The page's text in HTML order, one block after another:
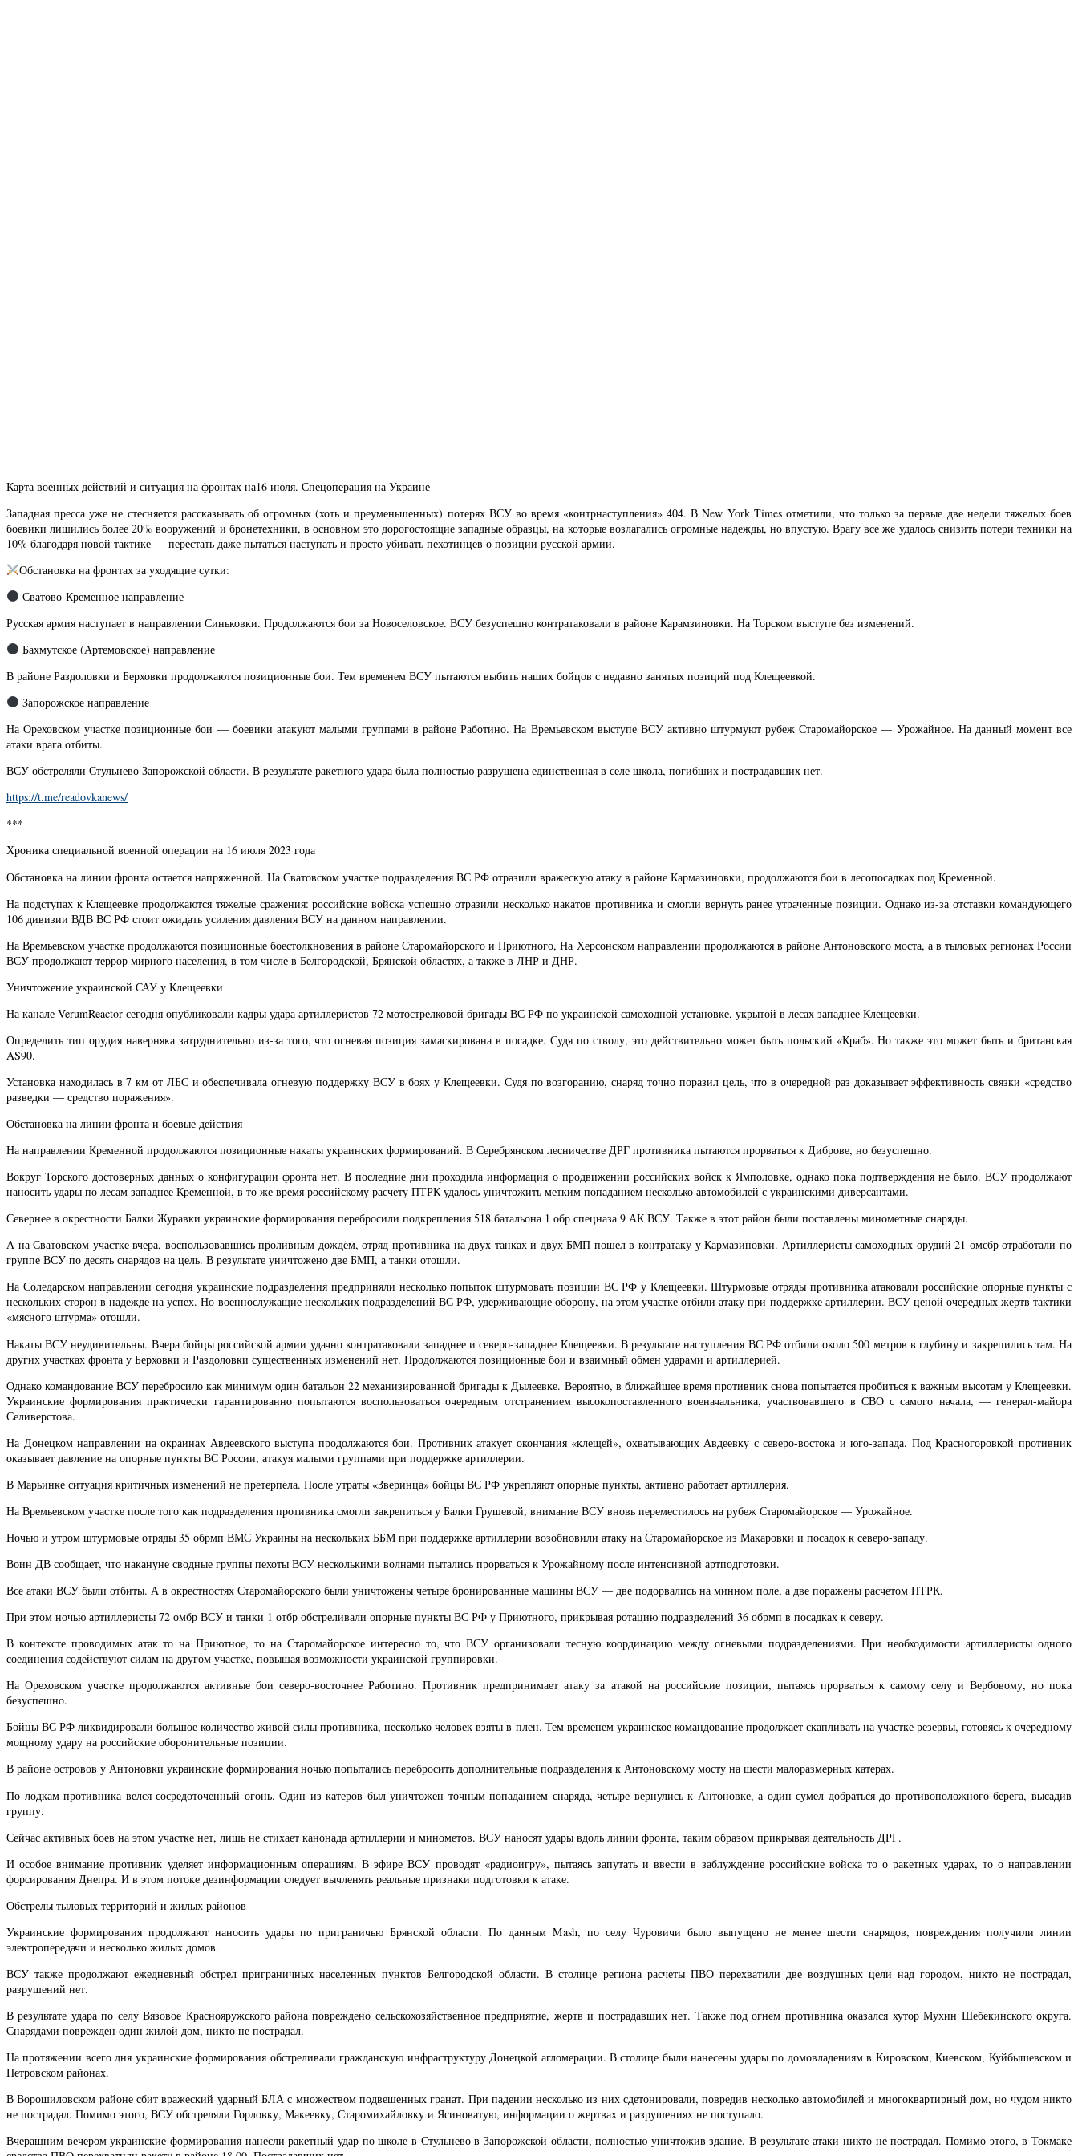
Карта военных действий и ситуация на фронтах на16 июля. Спецоперация на Украине
Западная пресса уже не стесняется рассказывать об огромных (хоть и преуменьшенных) потерях ВСУ во время «контрнаступления» 404. В New York Times отметили, что только за первые две недели тяжелых боев
боевики лишились более 20% вооружений и бронетехники, в основном это дорогостоящие западные образцы, на которые возлагались огромные надежды, но впустую. Врагу все же удалось снизить потери техники на
10% благодаря новой тактике — перестать даже пытаться наступать и просто убивать пехотинцев о позиции русской армии.
Обстановка на фронтах за уходящие сутки:
Сватово-Кременное направление
Русская армия наступает в направлении Синьковки. Продолжаются бои за Новоселовское. ВСУ безуспешно контратаковали в районе Карамзиновки. На Торском выступе без изменений.
Бахмутское (Артемовское) направление
В районе Раздоловки и Берховки продолжаются позиционные бои. Тем временем ВСУ пытаются выбить наших бойцов с недавно занятых позиций под Клещеевкой.
Запорожское направление
На Ореховском участке позиционные бои — боевики атакуют малыми группами в районе Работино. На Времьевском выступе ВСУ активно штурмуют рубеж Старомайорское — Урожайное. На данный момент все
атаки врага отбиты.
ВСУ обстреляли Стульнево Запорожской области. В результате ракетного удара была полностью разрушена единственная в селе школа, погибших и пострадавших нет.
https://t.me/readovkanews/
***
Хроника специальной военной операции на 16 июля 2023 года
Обстановка на линии фронта остается напряженной. На Сватовском участке подразделения ВС РФ отразили вражескую атаку в районе Кармазиновки, продолжаются бои в лесопосадках под Кременной.
На подступах к Клещеевке продолжаются тяжелые сражения: российские войска успешно отразили несколько накатов противника и смогли вернуть ранее утраченные позиции. Однако из-за отставки командующего
106 дивизии ВДВ ВС РФ стоит ожидать усиления давления ВСУ на данном направлении.
На Времьевском участке продолжаются позиционные боестолкновения в районе Старомайорского и Приютного, На Херсонском направлении продолжаются в районе Антоновского моста, а в тыловых регионах России
ВСУ продолжают террор мирного населения, в том числе в Белгородской, Брянской областях, а также в ЛНР и ДНР.
Уничтожение украинской САУ у Клещеевки
На канале VerumReactor сегодня опубликовали кадры удара артиллеристов 72 мотострелковой бригады ВС РФ по украинской самоходной установке, укрытой в лесах западнее Клещеевки.
Определить тип орудия наверняка затруднительно из-за того, что огневая позиция замаскирована в посадке. Судя по стволу, это действительно может быть польский «Краб». Но также это может быть и британская
AS90.
Установка находилась в 7 км от ЛБС и обеспечивала огневую поддержку ВСУ в боях у Клещеевки. Судя по возгоранию, снаряд точно поразил цель, что в очередной раз доказывает эффективность связки «средство
разведки — средство поражения».
Обстановка на линии фронта и боевые действия
На направлении Кременной продолжаются позиционные накаты украинских формирований. В Серебрянском лесничестве ДРГ противника пытаются прорваться к Диброве, но безуспешно.
Вокруг Торского достоверных данных о конфигурации фронта нет. В последние дни проходила информация о продвижении российских войск к Ямполовке, однако пока подтверждения не было. ВСУ продолжают
наносить удары по лесам западнее Кременной, в то же время российскому расчету ПТРК удалось уничтожить метким попаданием несколько автомобилей с украинскими диверсантами.
Севернее в окрестности Балки Журавки украинские формирования перебросили подкрепления 518 батальона 1 обр спецназа 9 АК ВСУ. Также в этот район были поставлены минометные снаряды.
А на Сватовском участке вчера, воспользовавшись проливным дождём, отряд противника на двух танках и двух БМП пошел в контратаку у Кармазиновки. Артиллеристы самоходных орудий 21 омсбр отработали по
группе ВСУ по десять снарядов на цель. В результате уничтожено две БМП, а танки отошли.
На Соледарском направлении сегодня украинские подразделения предприняли несколько попыток штурмовать позиции ВС РФ у Клещеевки. Штурмовые отряды противника атаковали российские опорные пункты с
нескольких сторон в надежде на успех. Но военнослужащие нескольких подразделений ВС РФ, удерживающие оборону, на этом участке отбили атаку при поддержке артиллерии. ВСУ ценой очередных жертв тактики
«мясного штурма» отошли.
Накаты ВСУ неудивительны. Вчера бойцы российской армии удачно контратаковали западнее и северо-западнее Клещеевки. В результате наступления ВС РФ отбили около 500 метров в глубину и закрепились там. На
других участках фронта у Берховки и Раздоловки существенных изменений нет. Продолжаются позиционные бои и взаимный обмен ударами и артиллерией.
Однако командование ВСУ перебросило как минимум один батальон 22 механизированной бригады к Дылеевке. Вероятно, в ближайшее время противник снова попытается пробиться к важным высотам у Клещеевки.
Украинские формирования практически гарантированно попытаются воспользоваться очередным отстранением высокопоставленного военачальника, участвовавшего в СВО с самого начала, — генерал-майора
Селиверстова.
На Донецком направлении на окраинах Авдеевского выступа продолжаются бои. Противник атакует окончания «клещей», охватывающих Авдеевку с северо-востока и юго-запада. Под Красногоровкой противник
оказывает давление на опорные пункты ВС России, атакуя малыми группами при поддержке артиллерии.
В Марьинке ситуация критичных изменений не претерпела. После утраты «Зверинца» бойцы ВС РФ укрепляют опорные пункты, активно работает артиллерия.
На Времьевском участке после того как подразделения противника смогли закрепиться у Балки Грушевой, внимание ВСУ вновь переместилось на рубеж Старомайорское — Урожайное.
Ночью и утром штурмовые отряды 35 обрмп ВМС Украины на нескольких ББМ при поддержке артиллерии возобновили атаку на Старомайорское из Макаровки и посадок к северо-западу.
Воин ДВ сообщает, что накануне сводные группы пехоты ВСУ несколькими волнами пытались прорваться к Урожайному после интенсивной артподготовки.
Все атаки ВСУ были отбиты. А в окрестностях Старомайорского были уничтожены четыре бронированные машины ВСУ — две подорвались на минном поле, а две поражены расчетом ПТРК.
При этом ночью артиллеристы 72 омбр ВСУ и танки 1 отбр обстреливали опорные пункты ВС РФ у Приютного, прикрывая ротацию подразделений 36 обрмп в посадках к северу.
В контексте проводимых атак то на Приютное, то на Старомайорское интересно то, что ВСУ организовали тесную координацию между огневыми подразделениями. При необходимости артиллеристы одного
соединения содействуют силам на другом участке, повышая возможности украинской группировки.
На Ореховском участке продолжаются активные бои северо-восточнее Работино. Противник предпринимает атаку за атакой на российские позиции, пытаясь прорваться к самому селу и Вербовому, но пока
безуспешно.
Бойцы ВС РФ ликвидировали большое количество живой силы противника, несколько человек взяты в плен. Тем временем украинское командование продолжает скапливать на участке резервы, готовясь к очередному
мощному удару на российские оборонительные позиции.
В районе островов у Антоновки украинские формирования ночью попытались перебросить дополнительные подразделения к Антоновскому мосту на шести малоразмерных катерах.
По лодкам противника велся сосредоточенный огонь. Один из катеров был уничтожен точным попаданием снаряда, четыре вернулись к Антоновке, а один сумел добраться до противоположного берега, высадив
группу.
Сейчас активных боев на этом участке нет, лишь не стихает канонада артиллерии и минометов. ВСУ наносят удары вдоль линии фронта, таким образом прикрывая деятельность ДРГ.
И особое внимание противник уделяет информационным операциям. В эфире ВСУ проводят «радиоигру», пытаясь запутать и ввести в заблуждение российские войска то о ракетных ударах, то о направлении
форсирования Днепра. И в этом потоке дезинформации следует вычленять реальные признаки подготовки к атаке.
Обстрелы тыловых территорий и жилых районов
Украинские формирования продолжают наносить удары по приграничью Брянской области. По данным Mash, по селу Чуровичи было выпущено не менее шести снарядов, повреждения получили линии
электропередачи и несколько жилых домов.
ВСУ также продолжают ежедневный обстрел приграничных населенных пунктов Белгородской области. В столице региона расчеты ПВО перехватили две воздушных цели над городом, никто не пострадал,
разрушений нет.
В результате удара по селу Вязовое Краснояружского района повреждено сельскохозяйственное предприятие, жертв и пострадавших нет. Также под огнем противника оказался хутор Мухин Шебекинского округа.
Снарядами поврежден один жилой дом, никто не пострадал.
На протяжении всего дня украинские формирования обстреливали гражданскую инфраструктуру Донецкой агломерации. В столице были нанесены удары по домовладениям в Кировском, Киевском, Куйбышевском и
Петровском районах.
В Ворошиловском районе сбит вражеский ударный БЛА с множеством подвешенных гранат. При падении несколько из них сдетонировали, повредив несколько автомобилей и многоквартирный дом, но чудом никто
не пострадал. Помимо этого, ВСУ обстреляли Горловку, Макеевку, Старомихайловку и Ясиноватую, информации о жертвах и разрушениях не поступало.
Вчерашним вечером украинские формирования нанесли ракетный удар по школе в Стульнево в Запорожской области, полностью уничтожив здание. В результате атаки никто не пострадал. Помимо этого, в Токмаке